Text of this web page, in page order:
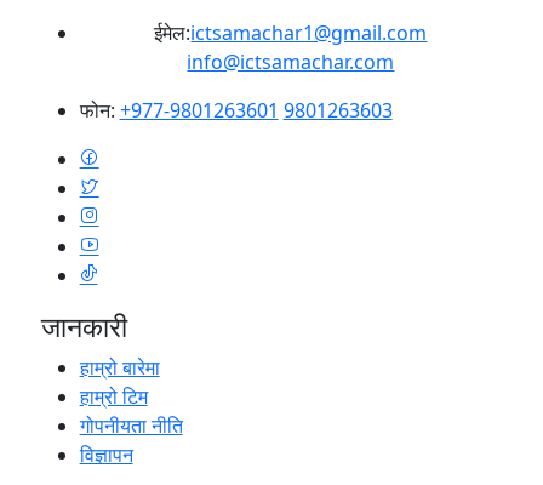
ईमेल:ictsamachar1@gmail.com
info@ictsamachar.com
फोन: +977-9801263601 9801263603
जानकारी
हाम्रो बारेमा
हाम्रो टिम
गोपनीयता नीति
विज्ञापन